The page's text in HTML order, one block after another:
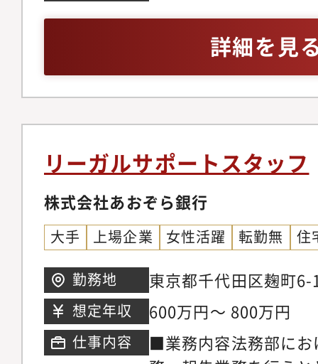
り、法務グループガ
海外グループ会社と
リーガル面で積極的
ポートしたいという
います。■組織構成人
女比 3:4平均年齢：
させる事が出来る方
内容】・市場取引や
るモニタリング業務
プライアンス観点で
三菱UFJ銀行 コンプ
コンプライアンス室
部門、企画部署、海
MUFG関連会社、金
最大のメガバンクに
場取引やビジネスに
場規制監督を通じて
の幅広い経験とスキ
きます。それらを通
が深まると共に、様
詳細を見
リーガルサポートスタッフ
株式会社あおぞら銀行
大手 上場企業 女性活躍 転勤無 住
勤務地 東京都千代田区麹町
想定年収 600万円～ 800万円
仕事内容
■業務内容法務部にお